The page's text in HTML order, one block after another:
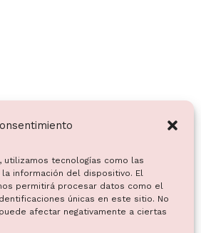
utilizamos tecnologías como las
información del dispositivo. El
permitirá procesar datos como el
únicas en este sitio. No
afectar negativamente a ciertas